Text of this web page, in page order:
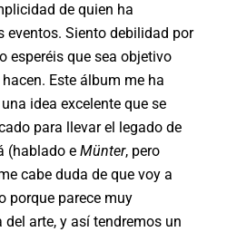
de quien ha
eventos. Siento debilidad por
esperéis que sea objetivo
Este álbum me ha
idea excelente que se
para llevar el legado de
(hablado e Münter, pero
cabe duda de que voy a
porque parece muy
arte, y así tendremos un